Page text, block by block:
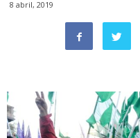
8 abril, 2019